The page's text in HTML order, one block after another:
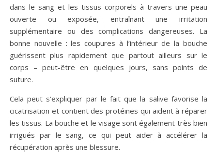
dans le sang et les tissus corporels à travers une peau
ouverte ou exposée, entraînant une irritation
supplémentaire ou des complications dangereuses. La
bonne nouvelle : les coupures à l’intérieur de la bouche
guérissent plus rapidement que partout ailleurs sur le
corps – peut-être en quelques jours, sans points de
suture.
Cela peut s’expliquer par le fait que la salive favorise la
cicatrisation et contient des protéines qui aident à réparer
les tissus. La bouche et le visage sont également très bien
irrigués par le sang, ce qui peut aider à accélérer la
récupération après une blessure.